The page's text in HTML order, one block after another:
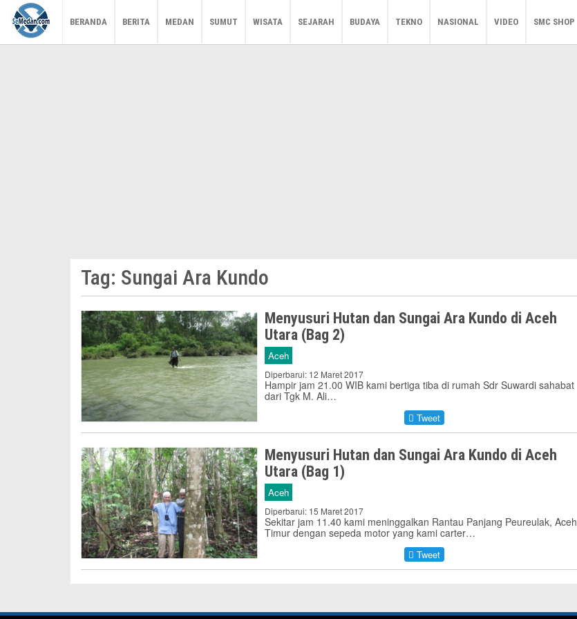
BERANDA BERITA MEDAN SUMUT WISATA SEJARAH BUDAYA TEKNO NASIONAL VIDEO SMC SHOP
Tag: Sungai Ara Kundo
Menyusuri Hutan dan Sungai Ara Kundo di Aceh
Utara (Bag 2)
Aceh
Diperbarui: 12 Maret 2017
Hampir jam 21.00 WIB kami bertiga tiba di rumah Sdr Suwardi sahabat
dari Tgk M. Ali…
Tweet
Menyusuri Hutan dan Sungai Ara Kundo di Aceh
Utara (Bag 1)
Aceh
Diperbarui: 15 Maret 2017
Sekitar jam 11.40 kami meninggalkan Rantau Panjang Peureulak, Aceh
Timur dengan sepeda motor yang kami carter…
Tweet